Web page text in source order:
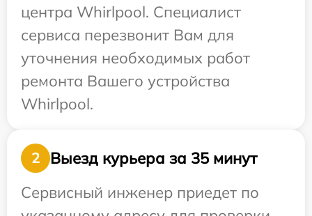
центра Whirlpool. Специалист
сервиса перезвонит Вам для
уточнения необходимых работ
ремонта Вашего устройства
Whirlpool.
2
Выезд курьера за 35 минут
Сервисный инженер приедет по